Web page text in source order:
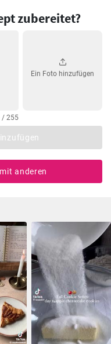
zubereitet?
/ 255
Ein Foto hinzufügen
anderen